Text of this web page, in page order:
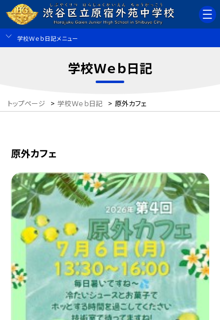
学校Ｗｅｂ日記メニュー
学校Ｗｅｂ日記
トップページ > 学校Ｗｅｂ日記 > 原外カフェ
原外カフェ